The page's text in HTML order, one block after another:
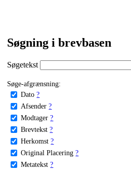
Søgning i brevbasen
Søgetekst
Søge-afgrænsning:
Dato ?
Afsender ?
Modtager ?
Brevtekst ?
Herkomst ?
Original Placering ?
Metatekst ?